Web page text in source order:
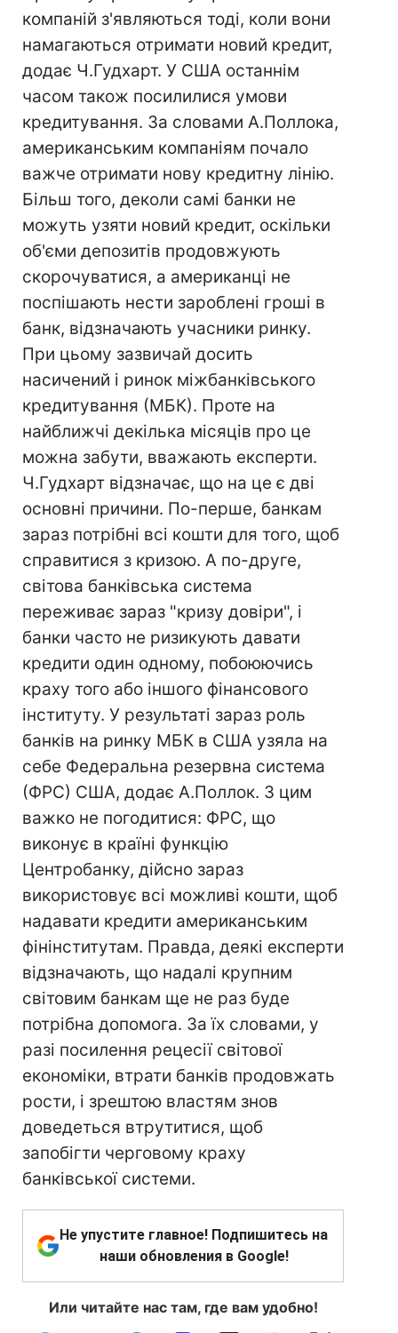
компаній з'являються тоді, коли вони
намагаються отримати новий кредит,
додає Ч.Гудхарт. У США останнім
часом також посилилися умови
кредитування. За словами А.Поллока,
американським компаніям почало
важче отримати нову кредитну лінію.
Більш того, деколи самі банки не
можуть узяти новий кредит, оскільки
об'єми депозитів продовжують
скорочуватися, а американці не
поспішають нести зароблені гроші в
банк, відзначають учасники ринку.
При цьому зазвичай досить
насичений і ринок міжбанківського
кредитування (МБК). Проте на
найближчі декілька місяців про це
можна забути, вважають експерти.
Ч.Гудхарт відзначає, що на це є дві
основні причини. По-перше, банкам
зараз потрібні всі кошти для того, щоб
справитися з кризою. А по-друге,
світова банківська система
переживає зараз "кризу довіри", і
банки часто не ризикують давати
кредити один одному, побоюючись
краху того або іншого фінансового
інституту. У результаті зараз роль
банків на ринку МБК в США узяла на
себе Федеральна резервна система
(ФРС) США, додає А.Поллок. З цим
важко не погодитися: ФРС, що
виконує в країні функцію
Центробанку, дійсно зараз
використовує всі можливі кошти, щоб
надавати кредити американським
фінінститутам. Правда, деякі експерти
відзначають, що надалі крупним
світовим банкам ще не раз буде
потрібна допомога. За їх словами, у
разі посилення рецесії світової
економіки, втрати банків продовжать
рости, і зрештою властям знов
доведеться втрутитися, щоб
запобігти черговому краху
банківської системи.
Не упустите главное! Подпишитесь на
наши обновления в Google!
Или читайте нас там, где вам удобно!